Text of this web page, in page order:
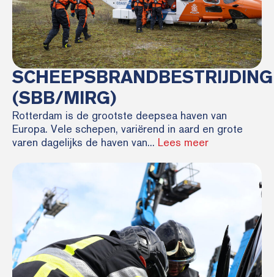
SCHEEPSBRANDBESTRIJDING
(SBB/MIRG)
Rotterdam is de grootste deepsea haven van
Europa. Vele schepen, variërend in aard en grote
varen dagelijks de haven van... Lees meer